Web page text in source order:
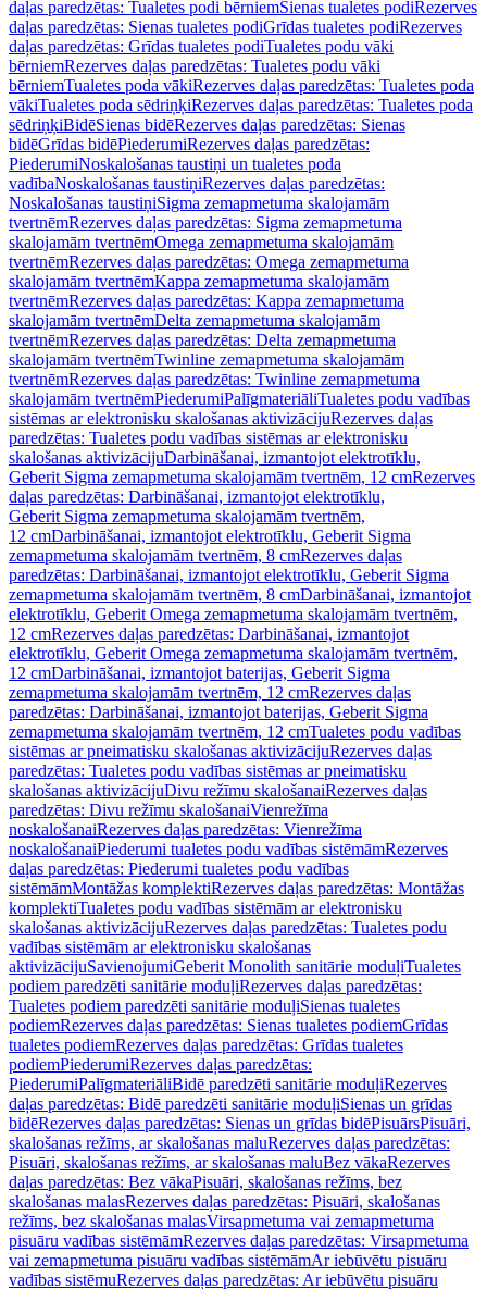
daļas paredzētas: Tualetes podi bērniemSienas tualetes podiRezerves
daļas paredzētas: Sienas tualetes podiGrīdas tualetes podiRezerves
daļas paredzētas: Grīdas tualetes podiTualetes podu vāki
bērniemRezerves daļas paredzētas: Tualetes podu vāki
bērniemTualetes poda vākiRezerves daļas paredzētas: Tualetes poda
vākiTualetes poda sēdriņķiRezerves daļas paredzētas: Tualetes poda
sēdriņķiBidēSienas bidēRezerves daļas paredzētas: Sienas
bidēGrīdas bidēPiederumiRezerves daļas paredzētas:
PiederumiNoskalošanas taustiņi un tualetes poda
vadībaNoskalošanas taustiņiRezerves daļas paredzētas:
Noskalošanas taustiņiSigma zemapmetuma skalojamām
tvertnēmRezerves daļas paredzētas: Sigma zemapmetuma
skalojamām tvertnēmOmega zemapmetuma skalojamām
tvertnēmRezerves daļas paredzētas: Omega zemapmetuma
skalojamām tvertnēmKappa zemapmetuma skalojamām
tvertnēmRezerves daļas paredzētas: Kappa zemapmetuma
skalojamām tvertnēmDelta zemapmetuma skalojamām
tvertnēmRezerves daļas paredzētas: Delta zemapmetuma
skalojamām tvertnēmTwinline zemapmetuma skalojamām
tvertnēmRezerves daļas paredzētas: Twinline zemapmetuma
skalojamām tvertnēmPiederumiPalīgmateriāliTualetes podu vadības
sistēmas ar elektronisku skalošanas aktivizācijuRezerves daļas
paredzētas: Tualetes podu vadības sistēmas ar elektronisku
skalošanas aktivizācijuDarbināšanai, izmantojot elektrotīklu,
Geberit Sigma zemapmetuma skalojamām tvertnēm, 12 cmRezerves
daļas paredzētas: Darbināšanai, izmantojot elektrotīklu,
Geberit Sigma zemapmetuma skalojamām tvertnēm,
12 cmDarbināšanai, izmantojot elektrotīklu, Geberit Sigma
zemapmetuma skalojamām tvertnēm, 8 cmRezerves daļas
paredzētas: Darbināšanai, izmantojot elektrotīklu, Geberit Sigma
zemapmetuma skalojamām tvertnēm, 8 cmDarbināšanai, izmantojot
elektrotīklu, Geberit Omega zemapmetuma skalojamām tvertnēm,
12 cmRezerves daļas paredzētas: Darbināšanai, izmantojot
elektrotīklu, Geberit Omega zemapmetuma skalojamām tvertnēm,
12 cmDarbināšanai, izmantojot baterijas, Geberit Sigma
zemapmetuma skalojamām tvertnēm, 12 cmRezerves daļas
paredzētas: Darbināšanai, izmantojot baterijas, Geberit Sigma
zemapmetuma skalojamām tvertnēm, 12 cmTualetes podu vadības
sistēmas ar pneimatisku skalošanas aktivizācijuRezerves daļas
paredzētas: Tualetes podu vadības sistēmas ar pneimatisku
skalošanas aktivizācijuDivu režīmu skalošanaiRezerves daļas
paredzētas: Divu režīmu skalošanaiVienrežīma
noskalošanaiRezerves daļas paredzētas: Vienrežīma
noskalošanaiPiederumi tualetes podu vadības sistēmāmRezerves
daļas paredzētas: Piederumi tualetes podu vadības
sistēmāmMontāžas komplektiRezerves daļas paredzētas: Montāžas
komplektiTualetes podu vadības sistēmām ar elektronisku
skalošanas aktivizācijuRezerves daļas paredzētas: Tualetes podu
vadības sistēmām ar elektronisku skalošanas
aktivizācijuSavienojumiGeberit Monolith sanitārie moduļiTualetes
podiem paredzēti sanitārie moduļiRezerves daļas paredzētas:
Tualetes podiem paredzēti sanitārie moduļiSienas tualetes
podiemRezerves daļas paredzētas: Sienas tualetes podiemGrīdas
tualetes podiemRezerves daļas paredzētas: Grīdas tualetes
podiemPiederumiRezerves daļas paredzētas:
PiederumiPalīgmateriāliBidē paredzēti sanitārie moduļiRezerves
daļas paredzētas: Bidē paredzēti sanitārie moduļiSienas un grīdas
bidēRezerves daļas paredzētas: Sienas un grīdas bidēPisuārsPisuāri,
skalošanas režīms, ar skalošanas maluRezerves daļas paredzētas:
Pisuāri, skalošanas režīms, ar skalošanas maluBez vākaRezerves
daļas paredzētas: Bez vākaPisuāri, skalošanas režīms, bez
skalošanas malasRezerves daļas paredzētas: Pisuāri, skalošanas
režīms, bez skalošanas malasVirsapmetuma vai zemapmetuma
pisuāru vadības sistēmāmRezerves daļas paredzētas: Virsapmetuma
vai zemapmetuma pisuāru vadības sistēmāmAr iebūvētu pisuāru
vadības sistēmuRezerves daļas paredzētas: Ar iebūvētu pisuāru